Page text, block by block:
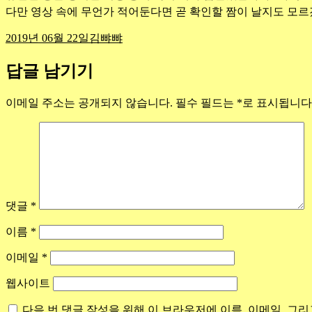
다만 영상 속에 무언가 적어둔다면 곧 확인할 짬이 날지도 모르
작
일
자
2019년 06월 22일카
고
리
김뺘뺘
답글 남기기
이메일 주소는 공개되지 않습니다. 필수 필드는 *로 표시됩니다
댓글 *
이름 *
이메일 *
웹사이트
다음 번 댓글 작성을 위해 이 브라우저에 이름, 이메일, 그